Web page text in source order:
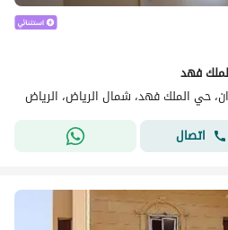
فهد
حي الملك فهد، شمال الرياض، الرياض
اتصال